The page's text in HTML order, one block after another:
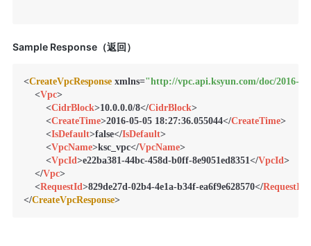
Sample Response（返回）
<CreateVpcResponse xmlns="http://vpc.api.ksyun.com/doc/2016-
<Vpc>
<CidrBlock>10.0.0.0/8</CidrBlock>
<CreateTime>2016-05-05 18:27:36.055044</CreateTime>
<IsDefault>false</IsDefault>
<VpcName>ksc_vpc</VpcName>
<VpcId>e22ba381-44bc-458d-b0ff-8e9051ed8351</VpcId>
</Vpc>
<RequestId>829de27d-02b4-4e1a-b34f-ea6f9e628570</RequestId
</CreateVpcResponse >